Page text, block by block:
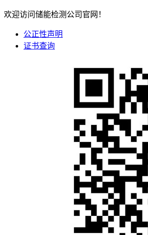
欢迎访问储能检测公司官网！
公正性声明
证书查询